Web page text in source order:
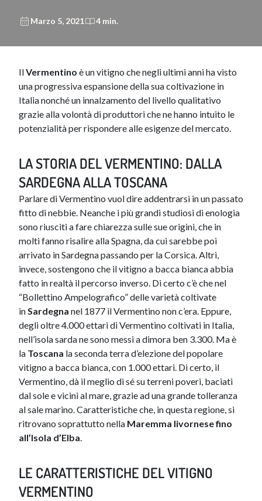
Marzo 5, 2021 4 min.
IlVermentino è un vitigno che negli ultimi anni ha visto
una progressiva espansione della sua coltivazione in
Italia nonché un innalzamento del livello qua​litativo
grazie alla volontà di produttori che ne hanno intuito le
potenzialità per rispondere alle esigenze del mercato.
LA STORIA DEL VERMENTINO: DALLA
SARDEGNA ALLA TOSCANA
Parlare di Vermentino vuol dire addentrarsi in un passato
fitto di nebbie. Neanche i più grandi studiosi di enologia
sono riusciti a fare chiarezza sulle sue origini, che in
molti fanno risalire alla Spagna, da cui sarebbe poi
arrivato in Sardegna passando per la Corsica. Altri,
invece, sostengono che il vitigno a bacca bianca abbia
fatto in realtà il percorso inverso. Di certo c’è che nel
“Bollettino Ampelografico” delle varietà coltivate
inSardegna nel 1877 il Vermentino non c’era. Eppure,
degli oltre 4.000 ettari di Vermentino coltivati in Italia,
nell’isola sarda ne sono messi a dimora ben 3.300. Ma è
la Toscana la seconda terra d’elezione del popolare
vitigno a bacca bianca, con 1.000 ettari. Di certo, il
Vermentino, dà il meglio di sé su terreni poveri, baciati
dal sole e vicini al mare, grazie ad una grande tolleranza
al sale marino. Caratteristiche che, in questa regione, si
ritrovano soprattutto nella Maremma livornese fino
all’Isola d’Elba.
LE CARATTERISTICHE DEL VITIGNO
VERMENTINO